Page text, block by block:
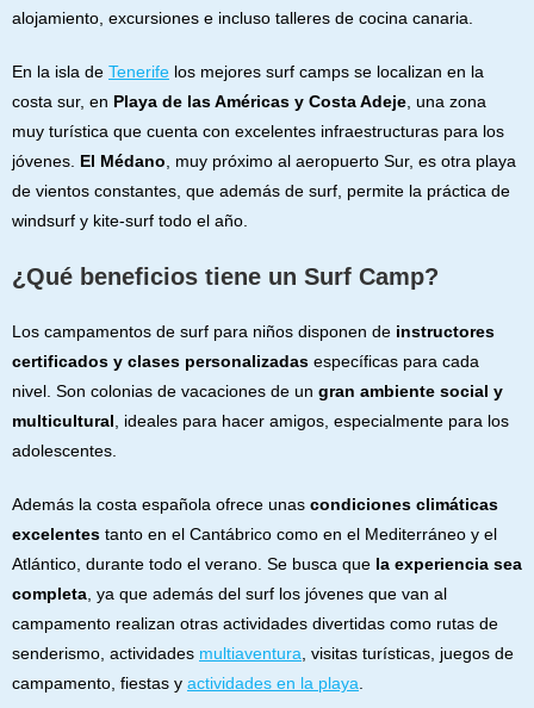
alojamiento, excursiones e incluso talleres de cocina canaria.
En la isla de Tenerife los mejores surf camps se localizan en la
costa sur, en Playa de las Américas y Costa Adeje, una zona
muy turística que cuenta con excelentes infraestructuras para los
jóvenes. El Médano, muy próximo al aeropuerto Sur, es otra playa
de vientos constantes, que además de surf, permite la práctica de
windsurf y kite-surf todo el año.
¿Qué beneficios tiene un Surf Camp?
Los campamentos de surf para niños disponen de instructores
certificados y clases personalizadas específicas para cada
nivel. Son colonias de vacaciones de un gran ambiente social y
multicultural, ideales para hacer amigos, especialmente para los
adolescentes.
Además la costa española ofrece unas condiciones climáticas
excelentes tanto en el Cantábrico como en el Mediterráneo y el
Atlántico, durante todo el verano. Se busca que la experiencia sea
completa, ya que además del surf los jóvenes que van al
campamento realizan otras actividades divertidas como rutas de
senderismo, actividades multiaventura, visitas turísticas, juegos de
campamento, fiestas y actividades en la playa.